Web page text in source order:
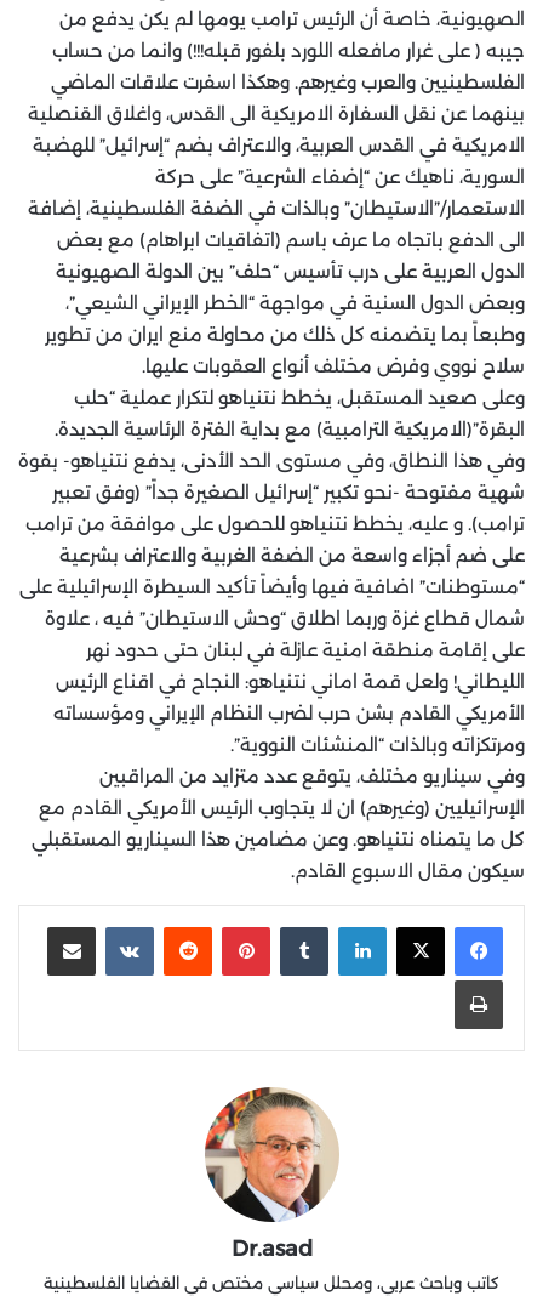
الصهيونية، خاصة أن الرئيس ترامب يومها لم يكن يدفع من
جيبه ( على غرار مافعله اللورد بلفور قبله!!!) وانما من حساب
الفلسطينيين والعرب وغيرهم. وهكذا اسفرت علاقات الماضي
بينهما عن نقل السفارة الامريكية الى القدس، واغلاق القنصلية
الامريكية في القدس العربية، والاعتراف بضم “إسرائيل” للهضبة
السورية، ناهيك عن “إضفاء الشرعية” على حركة
الاستعمار/”الاستيطان” وبالذات في الضفة الفلسطينية، إضافة
الى الدفع باتجاه ما عرف باسم (اتفاقيات ابراهام) مع بعض
الدول العربية على درب تأسيس “حلف” بين الدولة الصهيونية
وبعض الدول السنية في مواجهة “الخطر الإيراني الشيعي”،
وطبعاً بما يتضمنه كل ذلك من محاولة منع ايران من تطوير
سلاح نووي وفرض مختلف أنواع العقوبات عليها.
وعلى صعيد المستقبل، يخطط نتنياهو لتكرار عملية “حلب
البقرة”(الامريكية الترامبية) مع بداية الفترة الرئاسية الجديدة.
وفي هذا النطاق، وفي مستوى الحد الأدنى، يدفع نتنياهو- بقوة
شهية مفتوحة -نحو تكبير “إسرائيل الصغيرة جداً” (وفق تعبير
ترامب). و عليه، يخطط نتنياهو للحصول على موافقة من ترامب
على ضم أجزاء واسعة من الضفة الغربية والاعتراف بشرعية
“مستوطنات” اضافية فيها وأيضاً تأكيد السيطرة الإسرائيلية على
شمال قطاع غزة وربما اطلاق “وحش الاستيطان” فيه ، علاوة
على إقامة منطقة امنية عازلة في لبنان حتى حدود نهر
الليطاني! ولعل قمة اماني نتنياهو: النجاح في اقناع الرئيس
الأمريكي القادم بشن حرب لضرب النظام الإيراني ومؤسساته
ومرتكزاته وبالذات “المنشئات النووية”.
وفي سيناريو مختلف، يتوقع عدد متزايد من المراقبين
الإسرائيليين (وغيرهم) ان لا يتجاوب الرئيس الأمريكي القادم مع
كل ما يتمناه نتنياهو. وعن مضامين هذا السيناريو المستقبلي
سيكون مقال الاسبوع القادم.
لينكدإن بينتيريست
Dr.asad
كاتب وباحث عربي، ومحلل سياسي مختص في القضايا الفلسطينية